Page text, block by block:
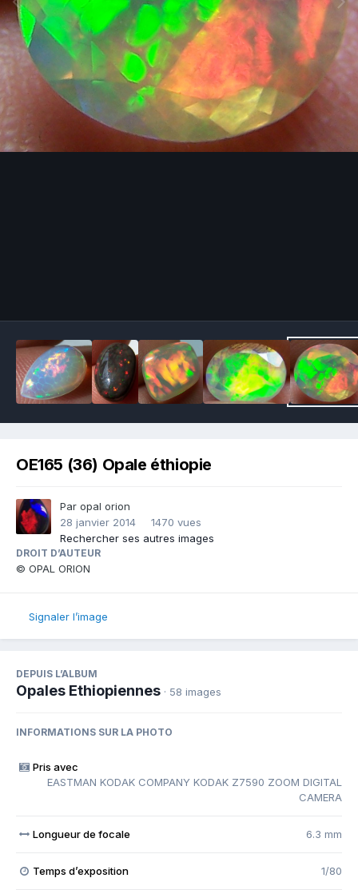
OE165 (36) Opale éthiopie
Par opal orion
28 janvier 2014
1470 vues
Rechercher ses autres images
DROIT D’AUTEUR
© OPAL ORION
Signaler l’image
DEPUIS L’ALBUM
Opales Ethiopiennes · 58 images
INFORMATIONS SUR LA PHOTO
Pris avec
EASTMAN KODAK COMPANY KODAK Z7590 ZOOM DIGITAL
CAMERA
Longueur de focale 6.3 mm
Temps d’exposition 1/80